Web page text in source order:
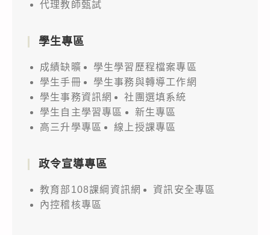
代理教師甄試
學生專區
成績缺曠
學生學習歷程檔案專區
學生手冊
學生事務與轉導工作網
學生事務資訊網
社團選填系統
學生自主學習專區
新生專區
高三升學專區
線上授課專區
政令宣導專區
教育部108課綱資訊網
資訊安全專區
內控稽核專區